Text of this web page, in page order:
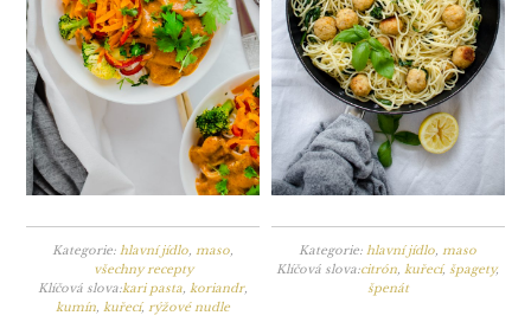
Kategorie:hlavní jídlo,maso,
všechny recepty
Klíčová slova:kari pasta,koriandr,
kumín,kuřecí,rýžové nudle
Kategorie:hlavní jídlo,maso
Klíčová slova:citrón,kuřecí,špagety,
špenát